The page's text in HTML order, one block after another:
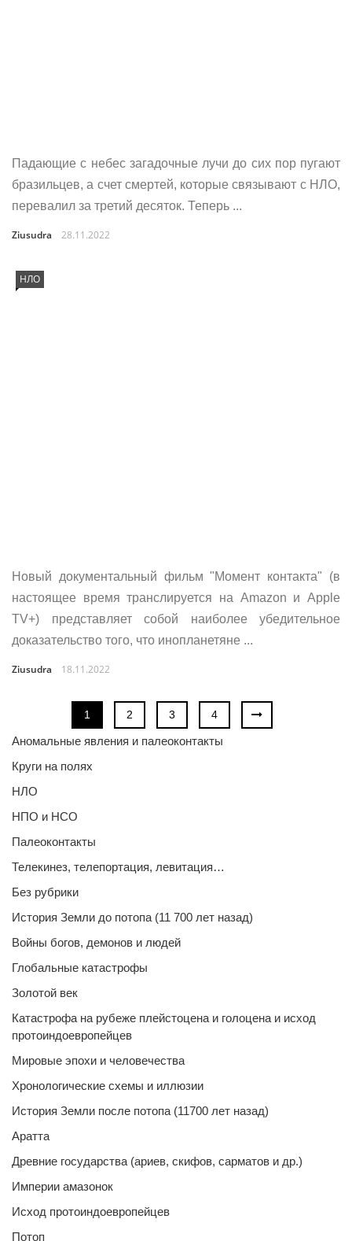
Падающие с небес загадочные лучи до сих пор пугают
бразильцев, а счет смертей, которые связывают с НЛО,
перевалил за третий десяток. Теперь ...
Ziusudra 28.11.2022
НЛО
Новый документальный фильм "Момент контакта" (в
настоящее время транслируется на Amazon и Apple
TV+) представляет собой наиболее убедительное
доказательство того, что инопланетяне ...
Ziusudra 18.11.2022
1 2 3 4
Аномальные явления и палеоконтакты
Круги на полях
НЛО
НПО и НСО
Палеоконтакты
Телекинез, телепортация, левитация…
Без рубрики
История Земли до потопа (11 700 лет назад)
Войны богов, демонов и людей
Глобальные катастрофы
Золотой век
Катастрофа на рубеже плейстоцена и голоцена и исход
протоиндоевропейцев
Мировые эпохи и человечества
Хронологические схемы и иллюзии
История Земли после потопа (11700 лет назад)
Аратта
Древние государства (ариев, скифов, сарматов и др.)
Империи амазонок
Исход протоиндоевропейцев
Потоп